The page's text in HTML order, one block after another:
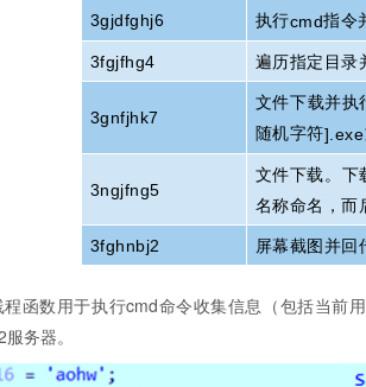
3gjdfghj6 执行cmd指令
3fgjfhg4 遍历指定目录
3gnfjhk7
文件下载并执
随机字符].exe
3ngjfng5
文件下载。下
名称命名，而
3fghnbj2 屏幕截图并回
函数用于执行cmd命令收集信息（包括当前
务器。